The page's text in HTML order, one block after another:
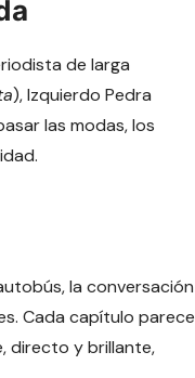
de larga
), Izquierdo Pedra
las modas, los
la conversación
Cada capítulo parece
directo y brillante,